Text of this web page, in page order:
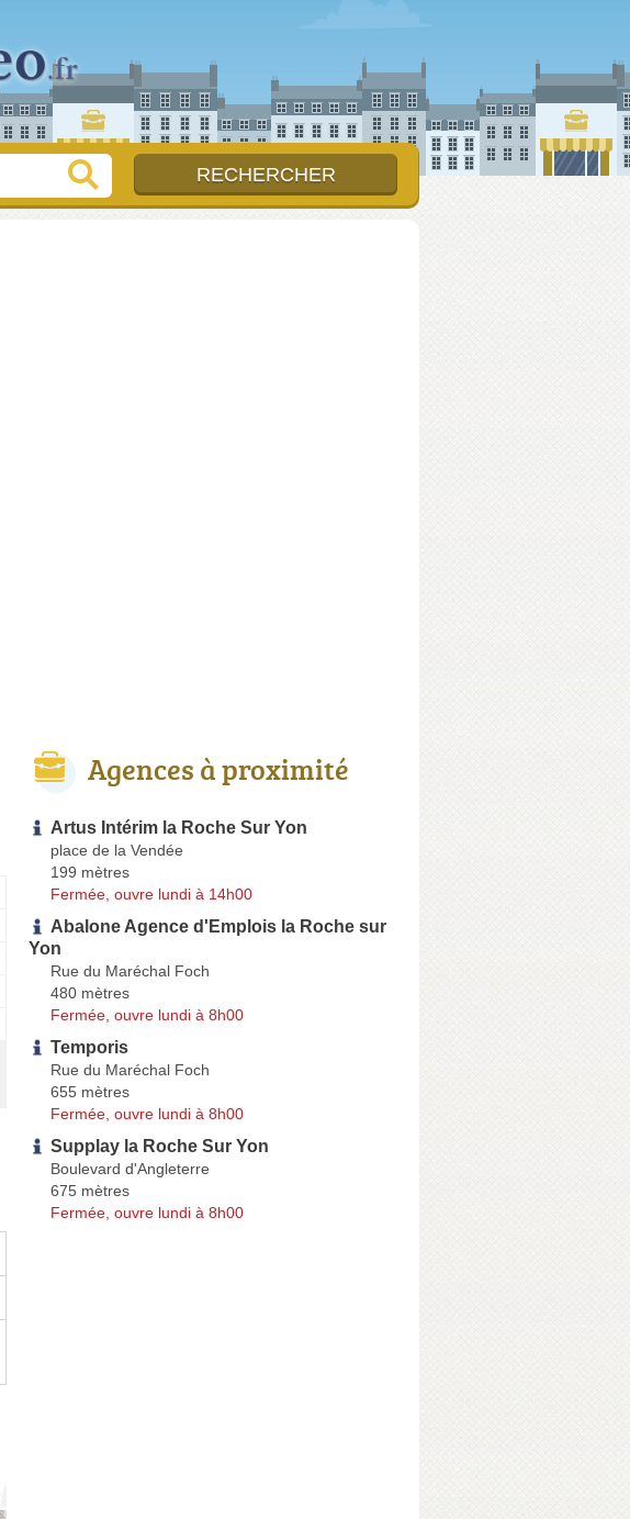
Agences à proximité
Artus Intérim la Roche Sur Yon
place de la Vendée
199 mètres
Fermée, ouvre lundi à 14h00
Abalone Agence d'Emplois la Roche sur
Yon
Rue du Maréchal Foch
480 mètres
Fermée, ouvre lundi à 8h00
Temporis
Rue du Maréchal Foch
655 mètres
Fermée, ouvre lundi à 8h00
Supplay la Roche Sur Yon
Boulevard d'Angleterre
675 mètres
Fermée, ouvre lundi à 8h00